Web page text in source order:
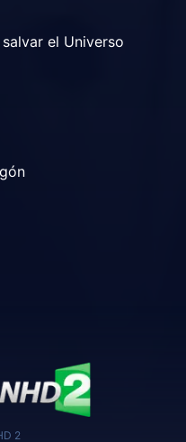
el Universo
2